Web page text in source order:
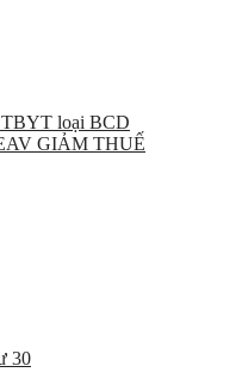
TBYT loại BCD
GIẢM THUẾ
30